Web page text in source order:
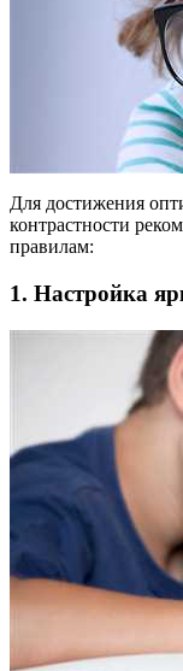
Для достижения
контрастности
правилам:
1. Настройка